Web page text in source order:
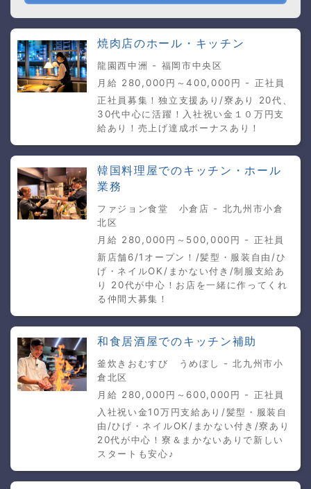
焼肉店のホール・キッチン
龍園西中洲 - 福岡市中央区
月給 280,000円～400,000円 - 正社員
正社員募集！独立支援あり/寮あり 20代、
30代中心に活躍！入社祝い金１０万円支
給あり！売上げ達成ボーナスあり！
韓国料理屋でのキッチン・ホール
業務
ファジョン食堂 小倉店 - 北九州市小倉
北区
月給 280,000円～500,000円 - 正社員
新店舗6/1オープン！/髪型・服装自由/ひ
げ・ネイルOK/まかない付き/制服支給あ
り 20代が中心！お店を一緒に作ってくれ
る仲間大募集！
和食居酒屋でのキッチン補助
釜炊きおむすび うめぼし - 北九州市小
倉北区
月給 280,000円～600,000円 - 正社員
入社祝い金10万円支給あり/髪型・服装自
由/ひげ・ネイルOK/まかない付き/寮あり
20代が中心！寮＆まかないありで新しい
スタートも安心♪